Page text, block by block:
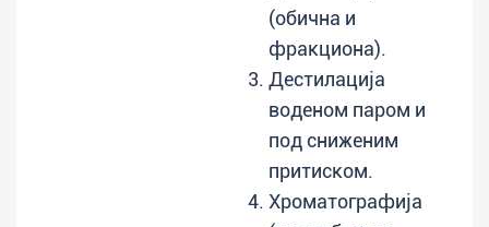
(обична и
фракциона).
Дестилација
воденом паром и
под сниженим
притиском.
Хроматографија